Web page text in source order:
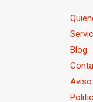
Blog